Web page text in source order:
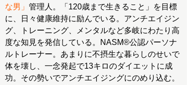
な男」 管理人。「120歳まで生きること」を目標
に、日々健康維持に励んでいる。アンチエイジン
グ、トレーニング、メンタルなど多岐にわたり高
度な知見を発信している。NASM®公認パーソナ
ルトレーナー。あまりに不摂生な暮らしのせいで
体を壊し、一念発起で13キロのダイエットに成
功。その勢いでアンチエイジングにのめり込む。